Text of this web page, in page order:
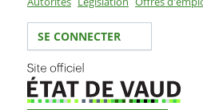
Sous-navigation
Votre identité
SE CONNECTER